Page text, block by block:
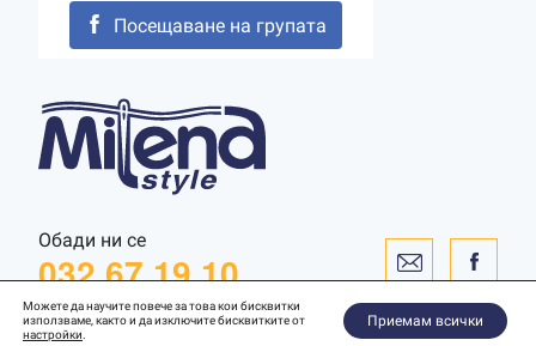
Обади ни се
032 67 19 10
Посещаване на групата
Можете да научите повече за това кои бисквитки
използваме, както и да изключите бисквитките от
настройки
Приемам всички